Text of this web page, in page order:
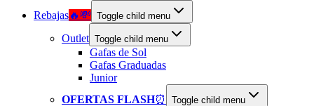
Rebajas🔥💸 Toggle child menu
Outlet Toggle child menu
Gafas de Sol
Gafas Graduadas
Junior
OFERTAS FLASH⏰ Toggle child menu